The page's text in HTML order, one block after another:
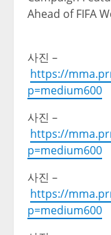
Ahead of FIFA
사진 –
https://
p=medium600
사진 –
https://
p=medium600
사진 –
https://
p=medium600